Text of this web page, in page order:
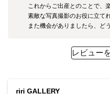
これからご出産とのことで、
素敵な写真撮影のお役に立て
また機会がありましたら、ど
レビュー
riri GALLERY